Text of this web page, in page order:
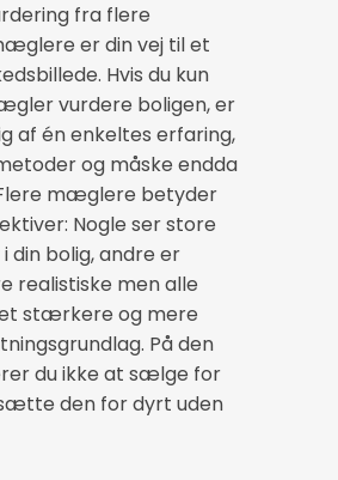
fra flere
er din vej til et
Hvis du kun
vurdere boligen, er
af én enkeltes erfaring,
og måske endda
mæglere betyder
Nogle ser store
din bolig, andre er
realistiske men alle
stærkere og mere
På den
du ikke at sælge for
den for dyrt uden